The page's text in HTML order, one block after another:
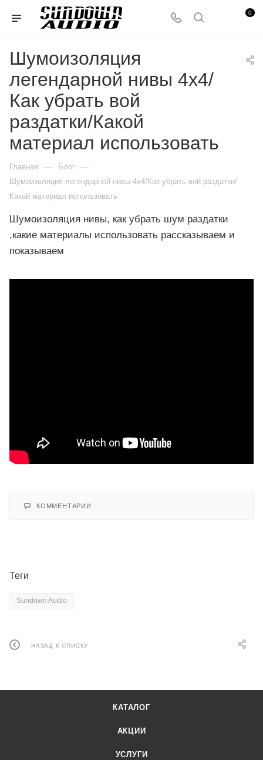
0
Шумоизоляция
легендарной нивы 4х4/
Как убрать вой
раздатки/Какой
материал использовать
Главная — Блог —
Шумоизоляция легендарной нивы 4х4/Как убрать вой раздатки/
Какой материал использовать
Шумоизоляция нивы, как убрать шум раздатки
,какие материалы использовать рассказываем и
показываем
КОММЕНТАРИИ
Теги
Sundown Audio
НАЗАД К СПИСКУ
КАТАЛОГ
АКЦИИ
УСЛУГИ